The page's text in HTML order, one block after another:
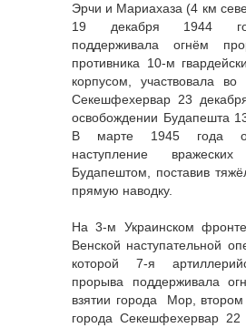
Эрчи и Мариахаза (4 км
19 декабря 1944
поддерживала огнём
противника 10-м
корпусом, участвовала во
Секешфехервар 23
освобождении Будапешта
В марте 1945 года
наступление
Будапештом, поставив
прямую наводку.
На 3-м Украинском
Венской наступательной
которой 7-я
прорыва поддерживала
взятии города Мор,
города Секешфехервар 22